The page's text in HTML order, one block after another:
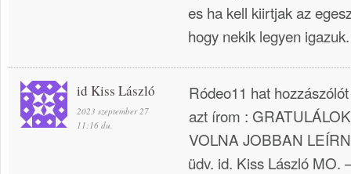
es ha kell kiirtjak az
hogy nekik legyen igazuk.
id Kiss László
2023 szeptember 27
11:16 du.
Ródeo11 hat
azt írom :
VOLNA JOBBAN
üdv. id. Kiss László MO.